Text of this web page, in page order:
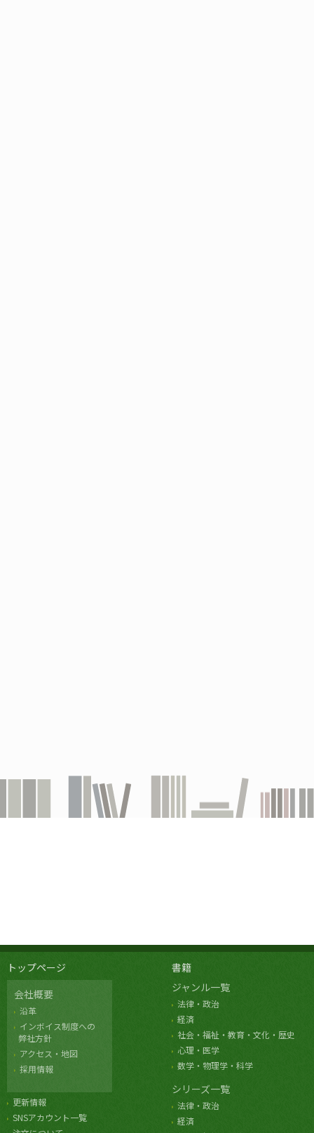
トップページ
会社概要
沿革
インボイス制度への
弊社方針
アクセス・地図
採用情報
更新情報
SNSアカウント一覧
書籍
ジャンル一覧
法律・政治
経済
社会・福祉・教育・文化・歴史
心理・医学
数学・物理学・科学
シリーズ一覧
法律・政治
経済